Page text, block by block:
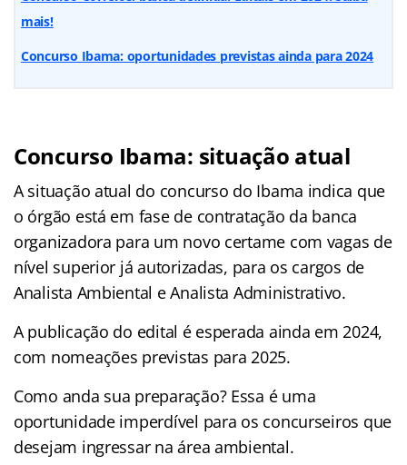
mais!
Concurso Ibama: oportunidades previstas ainda para 2024
Concurso Ibama: situação atual
A situação atual do concurso do Ibama indica que
o órgão está em fase de contratação da banca
organizadora para um novo certame com vagas de
nível superior já autorizadas, para os cargos de
Analista Ambiental e Analista Administrativo.
A publicação do edital é esperada ainda em 2024,
com nomeações previstas para 2025.
Como anda sua preparação? Essa é uma
oportunidade imperdível para os concurseiros que
desejam ingressar na área ambiental.